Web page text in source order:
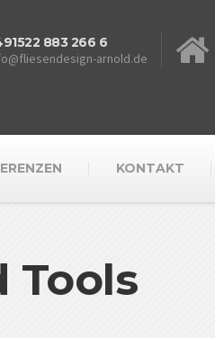
883 266 6
arnold.de
KONTAKT
Tools